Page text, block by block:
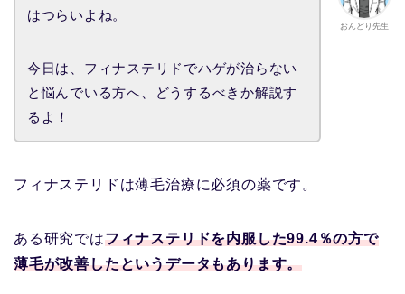
おんどり先生
はつらいよね。
今日は、フィナステリドでハゲが治らない
と悩んでいる方へ、どうするべきか解説す
るよ！
フィナステリドは薄毛治療に必須の薬です。
ある研究ではフィナステリドを内服した99.4％の方で
薄毛が改善したというデータもあります。